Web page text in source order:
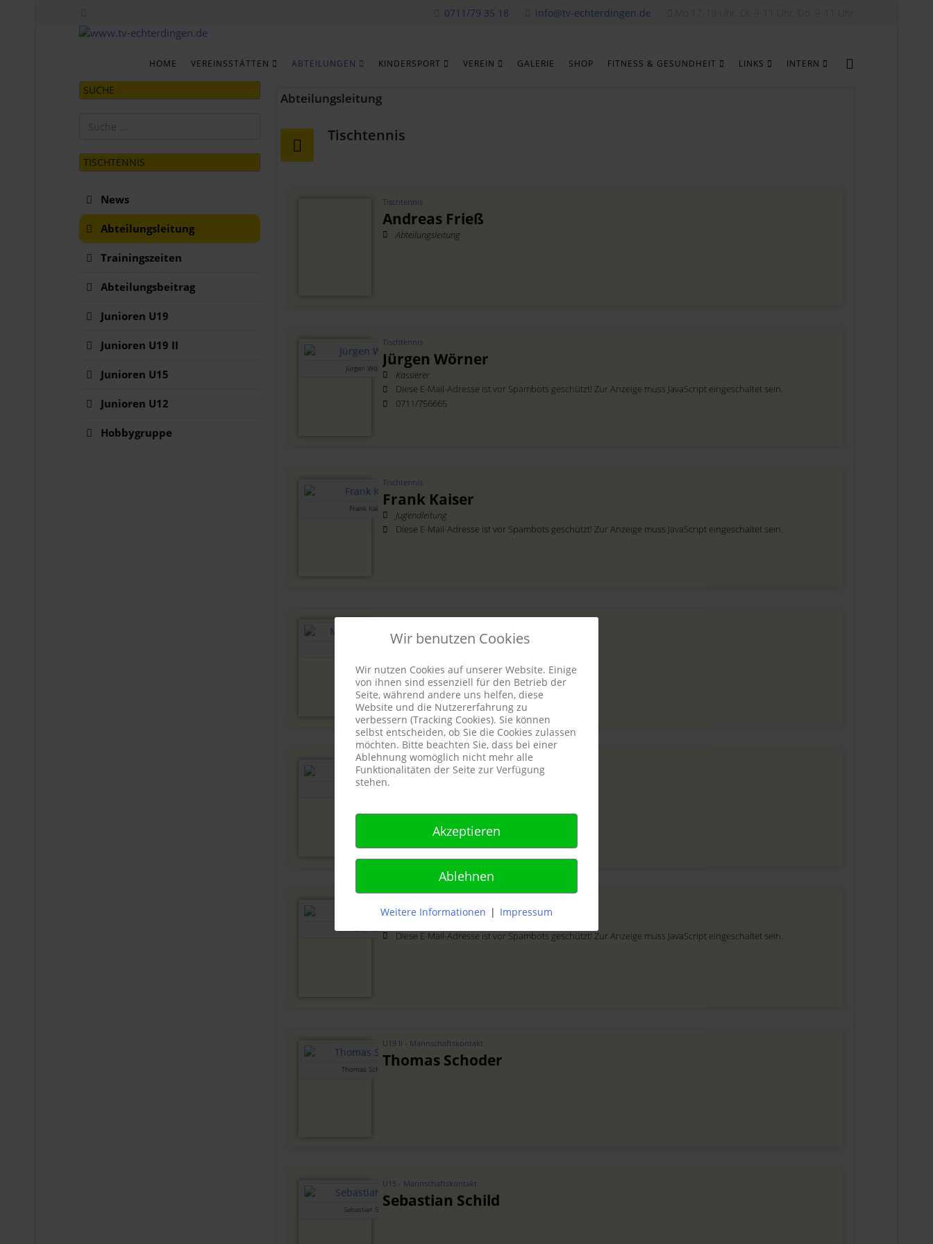
0711/79 35 18 info@tv-echterdingen.de
HOME VEREINSSTÄTTEN ABTEILUNGEN KINDERSPORT VEREIN GALERIE SHOP FITNESS & GESUNDHEIT LINKS INTERN
SUCHE
TISCHTENNIS
News
Abteilungsleitung
Trainingszeiten
Abteilungsbeitrag
Junioren U19
Junioren U19 II
Junioren U15
Junioren U12
Hobbygruppe
Abteilungsleitung
Tischtennis
Tischtennis
Andreas Frieß
Abteilungsleitung
Jürgen Wörner
Tischtennis
Jürgen Wörner
Kassierer
Diese E-Mail-Adresse ist vor Spambots geschützt! Zur Anzeige muss JavaScript eingeschaltet sein.
0711/756665
Frank Kaiser
Tischtennis
Frank Kaiser
Jugendleitung
Diese E-Mail-Adresse ist vor Spambots geschützt! Zur Anzeige muss JavaScript eingeschaltet sein.
Michael Haidacher
Holger Tischer
Jugendtrainer
Holger Tischer
Frank KaiserFrank Kaiser
Diese E-Mail-Adresse ist vor Spambots geschützt! Zur Anzeige muss JavaScript eingeschaltet sein.
Thomas Schoder
U19 II - Mannschaftskontakt
Thomas Schoder
Sebastian Schild
U15 - Mannschaftskontakt
Sebastian Schild
Wir benutzen Cookies
Wir nutzen Cookies auf unserer Website. Einige
von ihnen sind essenziell für den Betrieb der
Seite, während andere uns helfen, diese
Website und die Nutzererfahrung zu
verbessern (Tracking Cookies). Sie können
selbst entscheiden, ob Sie die Cookies zulassen
möchten. Bitte beachten Sie, dass bei einer
Ablehnung womöglich nicht mehr alle
Funktionalitäten der Seite zur Verfügung
stehen.
Akzeptieren
Ablehnen
Weitere Informationen | Impressum